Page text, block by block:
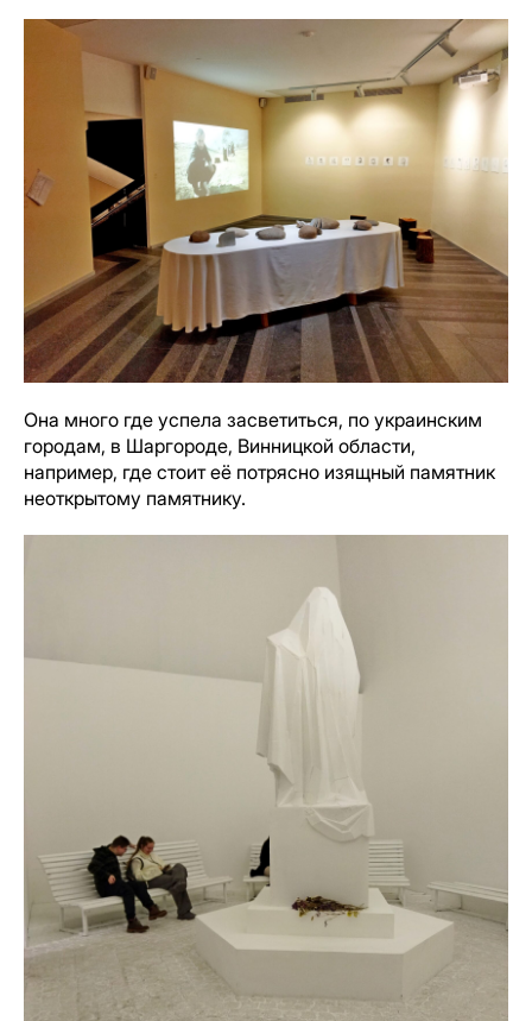
Она много где успела засветиться, по украинским
городам, в Шаргороде, Винницкой области,
например, где стоит её потрясно изящный памятник
неоткрытому памятнику.